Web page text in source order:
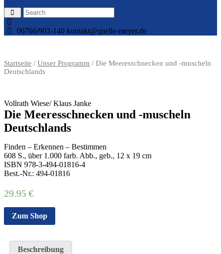
06766/903-140 kontakt@quelle-meyer.de
Startseite / Unser Programm / Die Meeresschnecken und -muscheln
Deutschlands
Vollrath Wiese/ Klaus Janke
Die Meeresschnecken und -muscheln
Deutschlands
Finden – Erkennen – Bestimmen
608 S., über 1.000 farb. Abb., geb., 12 x 19 cm
ISBN 978-3-494-01816-4
Best.-Nr.: 494-01816
29.95 €
Zum Shop
Beschreibung